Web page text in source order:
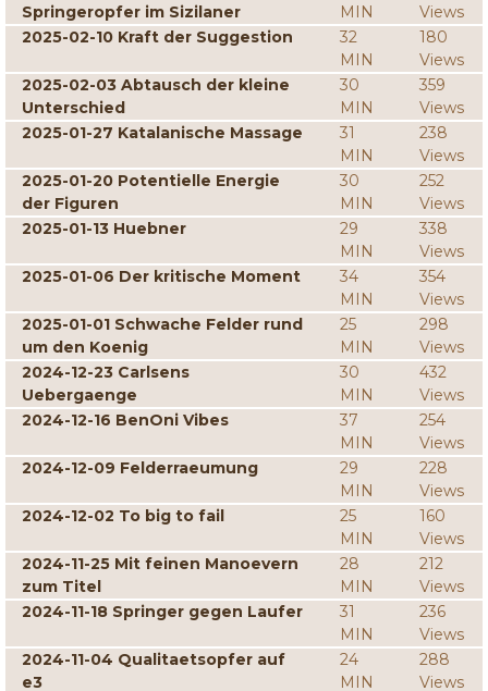
Springeropfer im Sizilaner
MIN
Views
2025-02-10 Kraft der Suggestion
32
MIN
180
Views
2025-02-03 Abtausch der kleine
Unterschied
30
MIN
359
Views
2025-01-27 Katalanische Massage
31
MIN
238
Views
2025-01-20 Potentielle Energie
der Figuren
30
MIN
252
Views
2025-01-13 Huebner
29
MIN
338
Views
2025-01-06 Der kritische Moment
34
MIN
354
Views
2025-01-01 Schwache Felder rund
um den Koenig
25
MIN
298
Views
2024-12-23 Carlsens
Uebergaenge
30
MIN
432
Views
2024-12-16 BenOni Vibes
37
MIN
254
Views
2024-12-09 Felderraeumung
29
MIN
228
Views
2024-12-02 To big to fail
25
MIN
160
Views
2024-11-25 Mit feinen Manoevern
zum Titel
28
MIN
212
Views
2024-11-18 Springer gegen Laufer
31
MIN
236
Views
2024-11-04 Qualitaetsopfer auf
e3
24
MIN
288
Views